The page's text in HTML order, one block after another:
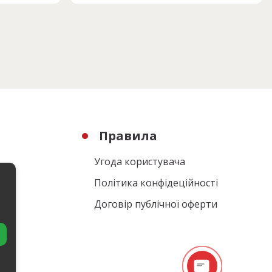
Правила
Угода користувача
Політика конфідеційності
Договір публічної оферти